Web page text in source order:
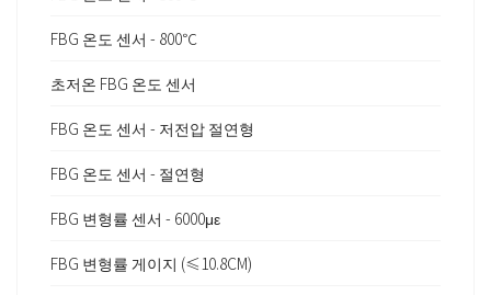
FBG 온도 센서 - 800℃
초저온 FBG 온도 센서
FBG 온도 센서 - 저전압 절연형
FBG 온도 센서 - 절연형
FBG 변형률 센서 - 6000με
FBG 변형률 게이지 (≤10.8CM)